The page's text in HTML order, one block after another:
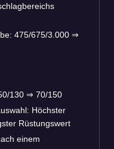
475/675/3.000 ⇒
130 ⇒ 70/150
Höchster
Rüstungswert
einem